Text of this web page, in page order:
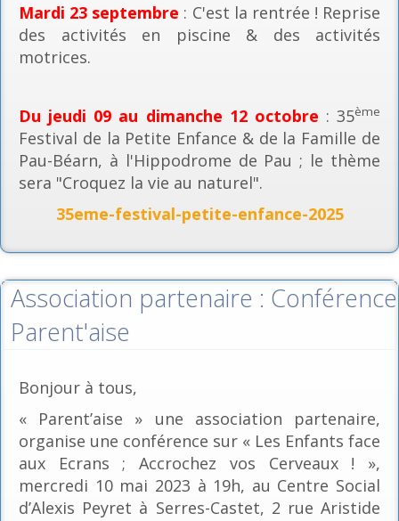
Mardi 23 septembre : C'est la rentrée ! Reprise
des activités en piscine & des activités
motrices.
Du jeudi 09 au dimanche 12 octobre : 35ème
Festival de la Petite Enfance & de la Famille de
Pau-Béarn, à l'Hippodrome de Pau ; le thème
sera "Croquez la vie au naturel".
35eme-festival-petite-enfance-2025
Association partenaire : Conférence
Parent'aise
Bonjour à tous,
« Parent’aise » une association partenaire,
organise une conférence sur « Les Enfants face
aux Ecrans ; Accrochez vos Cerveaux ! »,
mercredi 10 mai 2023 à 19h, au Centre Social
d’Alexis Peyret à Serres-Castet, 2 rue Aristide